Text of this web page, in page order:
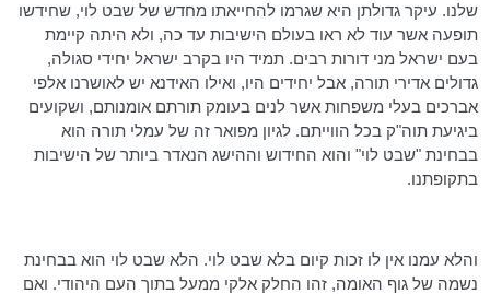
שלנו. עיקר גדולתן היא שגרמו להחייאתו מחדש של שבט לוי, שחידשו
תופעה אשר עוד לא ראו בעולם הישיבות עד כה, ולא היתה קיימת
בעם ישראל מני דורות רבים. תמיד היו בקרב ישראל יחידי סגולה,
גדולים אדירי תורה, אבל יחידים היו, ואילו האידנא יש לאושרנו אלפי
אברכים בעלי משפחות אשר לנים בעומק תורתם אומנותם, ושקועים
ביגיעת תוה"ק בכל הווייתם. לגיון מפואר זה של עמלי תורה הוא
בבחינת "שבט לוי" והוא החידוש וההישג הנאדר ביותר של הישיבות
בתקופתנו.
והלא עמנו אין לו זכות קיום בלא שבט לוי. הלא שבט לוי הוא בבחינת
נשמה של גוף האומה, זהו החלק אלקי ממעל בתוך העם היהודי. ואם